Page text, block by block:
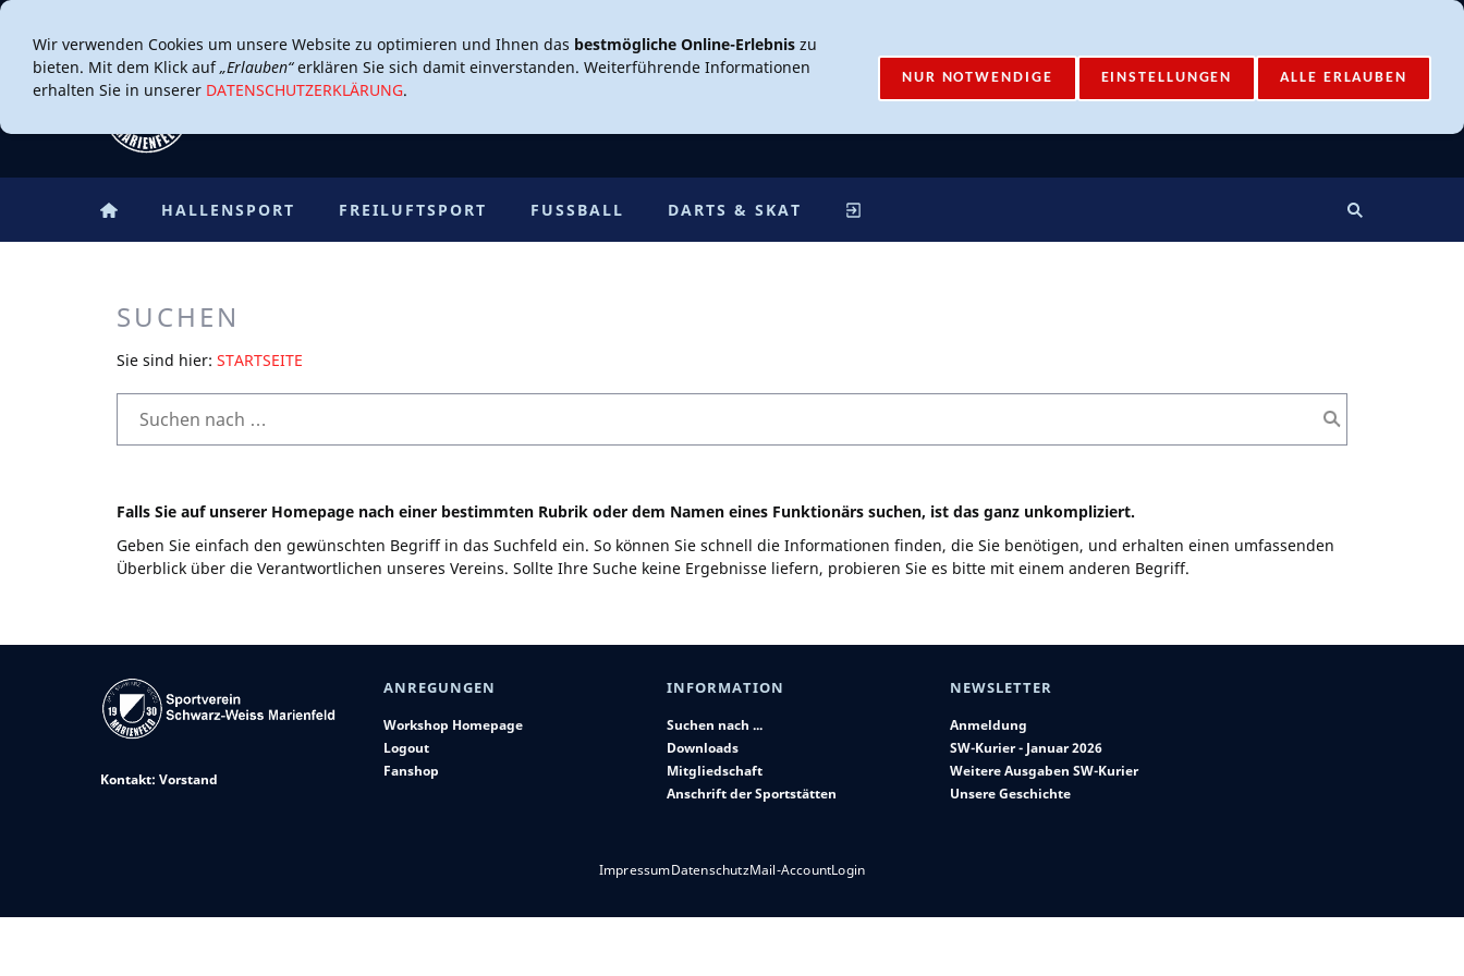
HALLENSPORT FREILUFTSPORT FUSSBALL DARTS & SKAT
SUCHEN
Sie sind hier: STARTSEITE
Falls Sie auf unserer Homepage nach einer bestimmten Rubrik oder dem Namen eines Funktionärs suchen, ist das ganz unkompliziert.
Geben Sie einfach den gewünschten Begriff in das Suchfeld ein. So können Sie schnell die Informationen finden, die Sie benötigen, und erhalten einen umfassenden
Überblick über die Verantwortlichen unseres Vereins. Sollte Ihre Suche keine Ergebnisse liefern, probieren Sie es bitte mit einem anderen Begriff.
Kontakt: Vorstand
ANREGUNGEN
Workshop Homepage
Logout
Fanshop
INFORMATION
Suchen nach ...
Downloads
Mitgliedschaft
Anschrift der Sportstätten
NEWSLETTER
Anmeldung
SW-Kurier - Januar 2026
Weitere Ausgaben SW-Kurier
Unsere Geschichte
ImpressumDatenschutzMail-AccountLogin
Wir verwenden Cookies um unsere Website zu optimieren und Ihnen das bestmögliche Online-Erlebnis zu
bieten. Mit dem Klick auf„Erlauben“erklären Sie sich damit einverstanden. Weiterführende Informationen
erhalten Sie in unserer DATENSCHUTZERKLÄRUNG.
NUR NOTWENDIGE EINSTELLUNGEN ALLE ERLAUBEN